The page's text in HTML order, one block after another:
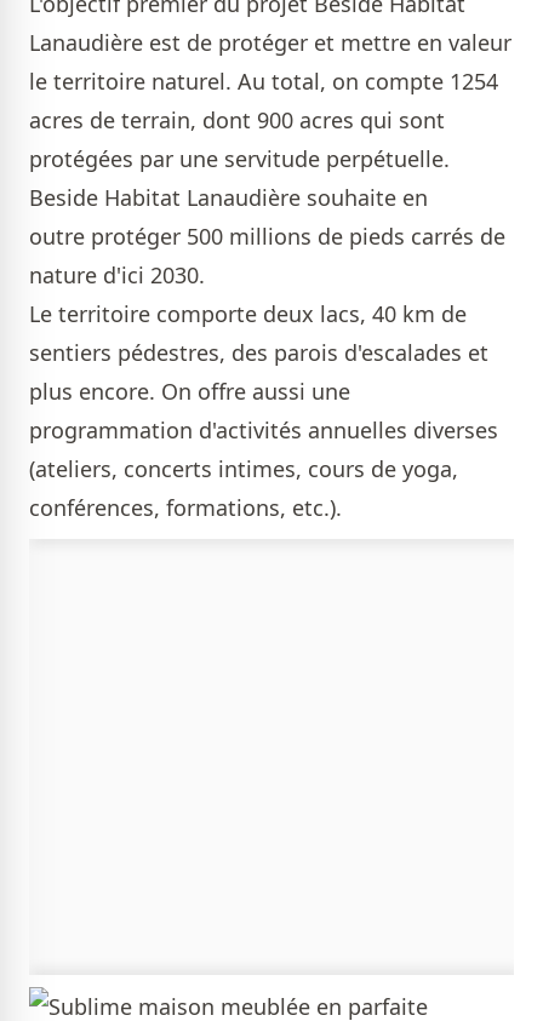
Lanaudière est de protéger et mettre en valeur
le territoire naturel. Au total, on compte 1254
acres de terrain, dont 900 acres qui sont
protégées par une servitude perpétuelle.
Beside Habitat Lanaudière souhaite en
outre protéger 500 millions de pieds carrés de
nature d'ici 2030.
Le territoire comporte deux lacs, 40 km de
sentiers pédestres, des parois d'escalades et
plus encore. On offre aussi une
programmation d'activités annuelles diverses
(ateliers, concerts intimes, cours de yoga,
conférences, formations, etc.).